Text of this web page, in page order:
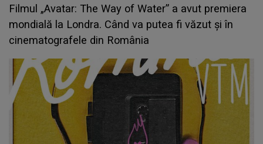
Filmul „Avatar: The Way of Water” a avut premiera
mondială la Londra. Când va putea fi văzut și în
cinematografele din România